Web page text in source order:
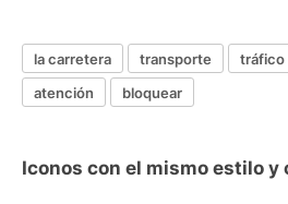
la carretera transporte tráfico
atención
bloquear
Iconos con el mismo estilo y